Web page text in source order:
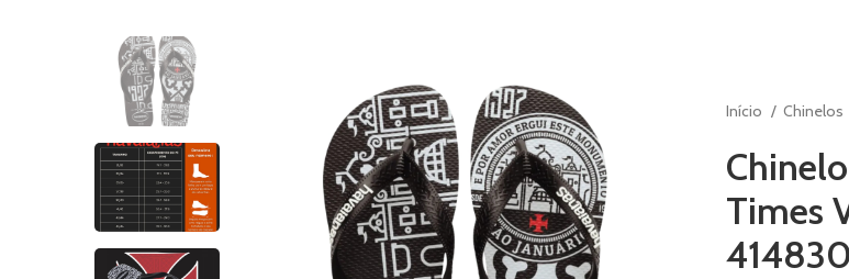
Início Chinelos
Times